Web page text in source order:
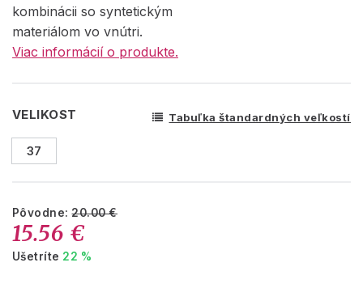
kombinácii so syntetickým
materiálom vo vnútri.
Viac informácií o produkte.
VELIKOST Tabuľka štandardných veľkostí
37
Pôvodne:20.00 €
15.56 €
Ušetríte 22 %